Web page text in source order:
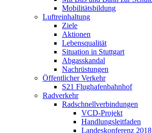
Mobilitätsbildung
Luftreinhaltung
Ziele
Aktionen
Lebensqualität
Situation in Stuttgart
Abgasskandal
Nachrüstungen
Öffentlicher Verkehr
S21 Flughafenbahnhof
Radverkehr
Radschnellverbindungen
VCD-Projekt
Handlungsleitfaden
Landeskonferenz 2018